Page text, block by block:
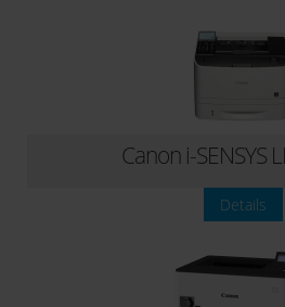
Canon i-SENSYS
Details